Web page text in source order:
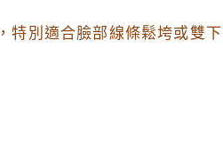
，特別適合臉部線條鬆垮或雙下